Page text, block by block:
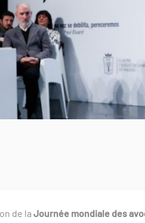
de la Journée mondiale des